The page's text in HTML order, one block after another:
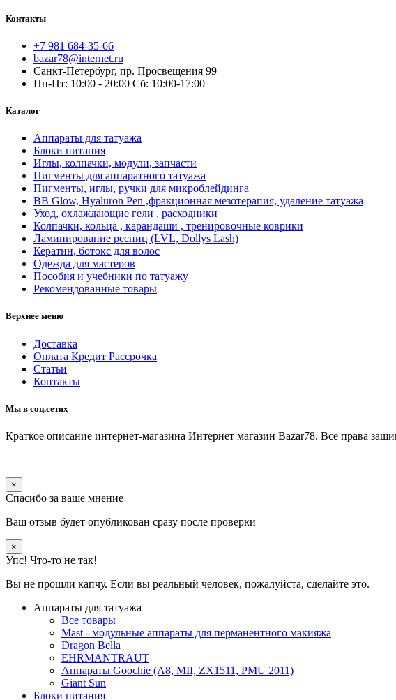
Контакты
+7 981 684-35-66
bazar78@internet.ru
Санкт-Петербург, пр. Просвещения 99
Пн-Пт: 10:00 - 20:00 Сб: 10:00-17:00
Каталог
Аппараты для татуажа
Блоки питания
Иглы, колпачки, модули, запчасти
Пигменты для аппаратного татуажа
Пигменты, иглы, ручки для микроблейдинга
BB Glow, Hyaluron Pen ,фракционная мезотерапия, удаление татуажа
Уход, охлаждающие гели , расходники
Колпачки, кольца , карандаши , тренировочные коврики
Ламинирование ресниц (LVL, Dollys Lash)
Кератин, ботокс для волос
Одежда для мастеров
Пособия и учебники по татуажу
Рекомендованные товары
Верхнее меню
Доставка
Оплата Кредит Рассрочка
Статьи
Контакты
Мы в соц.сетях
Краткое описание интернет-магазина Интернет магазин Bazar78. Все права
×
Спасибо за ваше мнение
Ваш отзыв будет опубликован сразу после проверки
×
Упс! Что-то не так!
Вы не прошли капчу. Если вы реальный человек, пожалуйста, сделайте это.
Аппараты для татуажа
Все товары
Mast - модульные аппараты для перманентного макияжа
Dragon Bella
EHRMANTRAUT
Аппараты Goochie (A8, MII, ZX1511, PMU 2011)
Giant Sun
Блоки питания